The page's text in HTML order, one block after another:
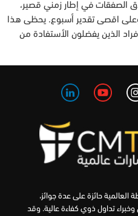
الصفقات في إطار زمني قصير،
اقصى تقدير أسبوع. يحظى هذا
الذين يفضلون الأستفادة من
حائزة على عدة جوائز،
متداولين وخبراء تداول ذوي كفاءة عالية. وقد